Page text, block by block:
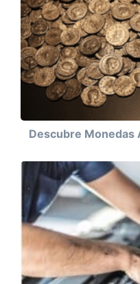
Descubre Monedas